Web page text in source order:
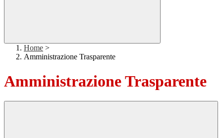
Home >
Amministrazione Trasparente
Amministrazione Trasparente